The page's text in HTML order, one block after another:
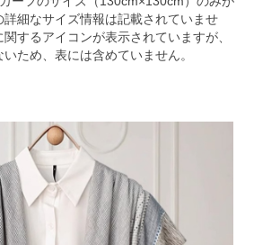
細なサイズ情報は記載されていませ
するアイコンが表示されていますが、
ため、表には含めていません。